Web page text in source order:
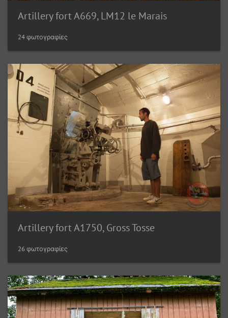
Artillery fort A669, LM12 le Marais
24 φωτογραφίες
Artillery fort A1750, Gross Tosse
26 φωτογραφίες